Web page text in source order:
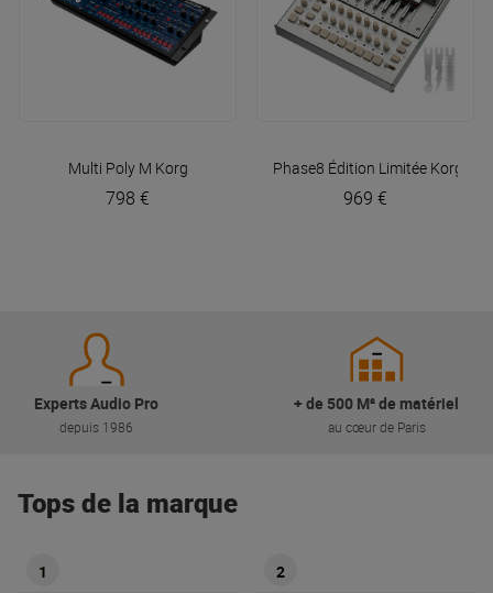
Multi Poly M Korg
798 €
Phase8 Édition Limitée Korg
969 €
Experts Audio Pro
depuis 1986
+ de 500 M² de matériel
au cœur de Paris
Tops de la marque
1 2